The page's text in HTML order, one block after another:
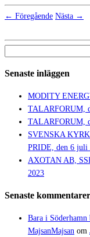
← Föregående Nästa →
Senaste inläggen
MODITY
TALARFORUM,
TALARFORUM,
SVENSKA
PRIDE, den 6 juli
AXOTAN AB,
2023
Senaste kommentarer
Bara i
MajsanMajsan om